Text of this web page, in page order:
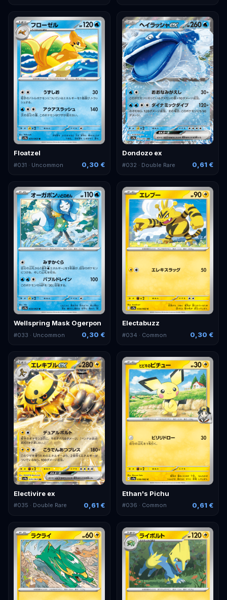
Floatzel
#031 · Uncommon 0,30 €
Dondozo ex
#032 · Double Rare 0,61 €
Wellspring Mask Ogerpon
#033 · Uncommon 0,30 €
Electabuzz
#034 · Common 0,30 €
Electivire ex
#035 · Double Rare 0,61 €
Ethan's Pichu
#036 · Common 0,61 €